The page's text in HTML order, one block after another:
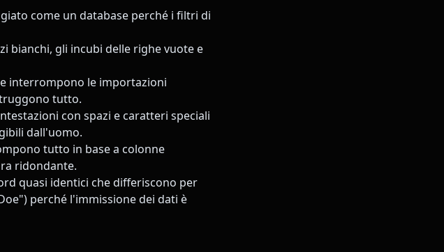
come un database perché i filtri di
bianchi, gli incubi delle righe vuote e
interrompono le importazioni
tutto.
con spazi e caratteri speciali
dall'uomo.
tutto in base a colonne
ridondante.
quasi identici che differiscono per
perché l'immissione dei dati è